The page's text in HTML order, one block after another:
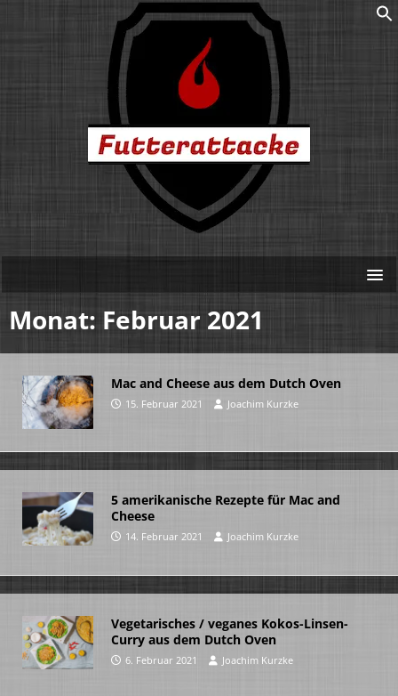
Monat: Februar 2021
Mac and Cheese aus dem Dutch Oven
15. Februar 2021 Joachim Kurzke
5 amerikanische Rezepte für Mac and
Cheese
14. Februar 2021 Joachim Kurzke
Vegetarisches / veganes Kokos-Linsen-
Curry aus dem Dutch Oven
6. Februar 2021 Joachim Kurzke